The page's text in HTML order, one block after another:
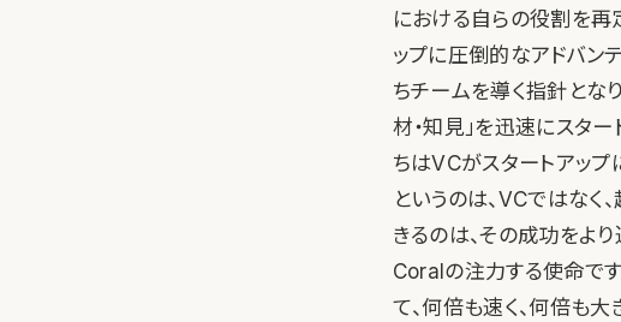
における自らの役割を再
ップに圧倒的なアドバン
ちチームを導く指針とな
材・知見」を迅速にスタ
ちはVCがスタートアップ
というのは、VCではなく
きるのは、その成功をよ
Coralの注力する使命で
て、何倍も速く、何倍も